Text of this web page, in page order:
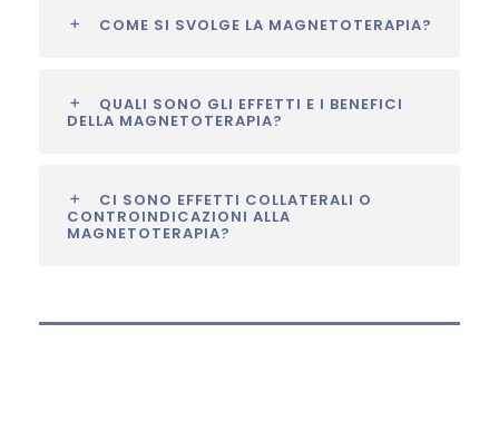
COME SI SVOLGE LA MAGNETOTERAPIA?
QUALI SONO GLI EFFETTI E I BENEFICI
DELLA MAGNETOTERAPIA?
CI SONO EFFETTI COLLATERALI O
CONTROINDICAZIONI ALLA
MAGNETOTERAPIA?